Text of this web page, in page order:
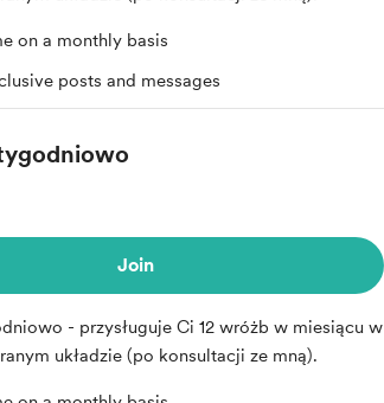
on a monthly basis
posts and messages
Join
- przysługuje Ci 12 wróżb w miesiącu w
układzie (po konsultacji ze mną).